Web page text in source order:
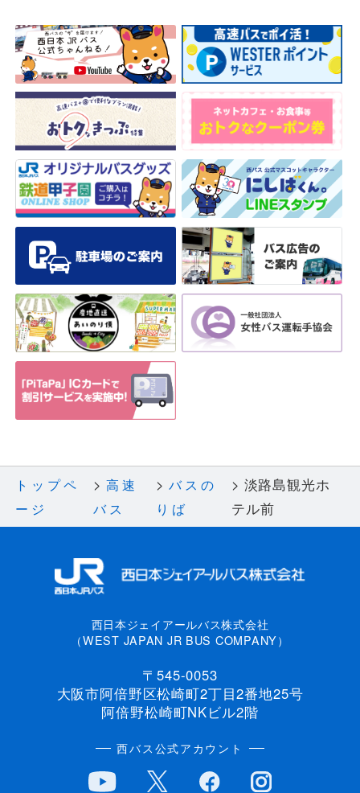
トップペ
ージ
高速
バス
バスの
りば
淡路島観光ホ
テル前
西日本ジェイアールバス株式会社
（WEST JAPAN JR BUS COMPANY）
〒545-0053
大阪市阿倍野区松崎町2丁目2番地25号
阿倍野松崎町NKビル2階
西バス公式アカウント